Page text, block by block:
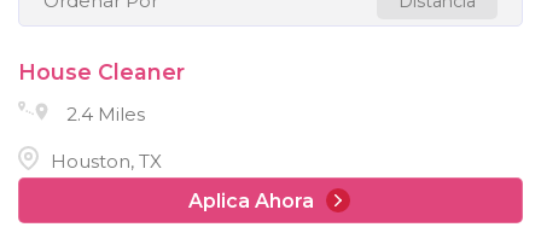
House Cleaner
2.4 Miles
Houston, TX
Aplica Ahora